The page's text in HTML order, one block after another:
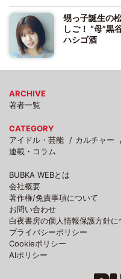
甥っ子誕生の
しご！ “母”黒
ハシゴ酒
ARCHIVE
著者一覧
CATEGORY
アイドル・芸能
カルチャー
連載・コラム
BUBKA WEBとは
会社概要
著作権/免責事項について
お問い合わせ
白夜書房の個人情報保護方針に
プライバシーポリシー
Cookieポリシー
AIポリシー